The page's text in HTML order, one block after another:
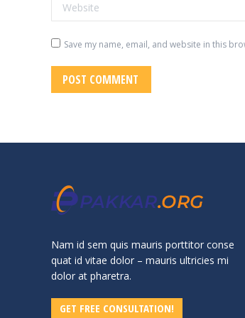
Save my name, email, and website in this
POST COMMENT
Nam id sem quis mauris porttitor conse
quat id vitae dolor – mauris ultricies mi
dolor at pharetra.
GET FREE CONSULTATION!